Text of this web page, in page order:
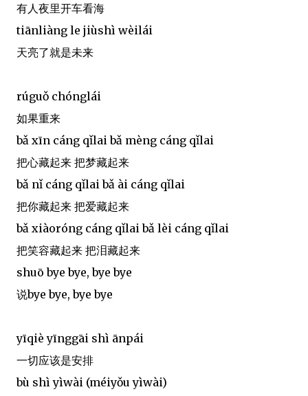
有人夜里开车看海
tiānliàng le jiùshì wèilái
天亮了就是未来
rúguǒ chónglái
如果重来
bǎ xīn cáng qǐlai bǎ mèng cáng qǐlai
把心藏起来 把梦藏起来
bǎ nǐ cáng qǐlai bǎ ài cáng qǐlai
把你藏起来 把爱藏起来
bǎ xiàoróng cáng qǐlai bǎ lèi cáng qǐlai
把笑容藏起来 把泪藏起来
shuō bye bye, bye bye
说bye bye, bye bye
yīqiè yīnggāi shì ānpái
一切应该是安排
bù shì yìwài (méiyǒu yìwài)